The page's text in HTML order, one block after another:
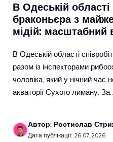
В Одеській
браконьєра з
мідій: масштабний
В Одеській області
разом із інспекторами
чоловіка, який у нічний час
акваторії Сухого лиману.
Автор: Ростислав
Дата публікації: 26.07.2026